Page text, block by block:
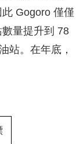
Gogoro 僅僅
量提升到 78
站。在年底，